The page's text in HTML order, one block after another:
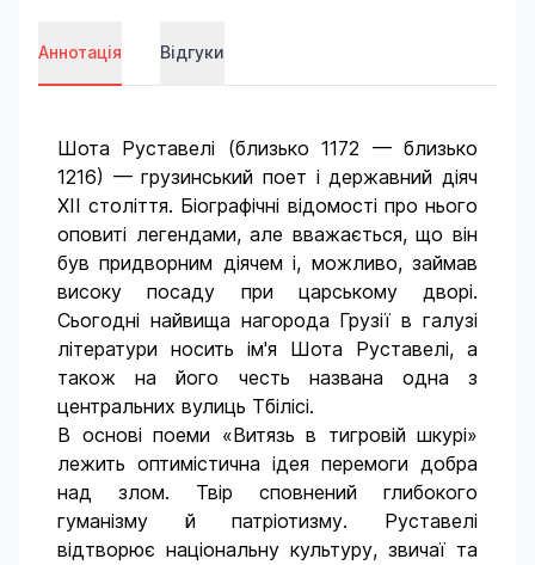
Аннотація Відгуки
Шота Руставелі (близько 1172 — близько
1216) — грузинський поет і державний діяч
XII століття. Біографічні відомості про нього
оповиті легендами, але вважається, що він
був придворним діячем і, можливо, займав
високу посаду при царському дворі.
Сьогодні найвища нагорода Грузії в галузі
літератури носить ім'я Шота Руставелі, а
також на його честь названа одна з
центральних вулиць Тбілісі.
В основі поеми «Витязь в тигровій шкурі»
лежить оптимістична ідея перемоги добра
над злом. Твір сповнений глибокого
гуманізму й патріотизму. Руставелі
відтворює національну культуру, звичаї та